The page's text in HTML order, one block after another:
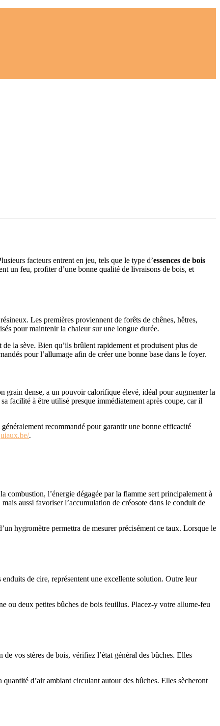
facteurs entrent en jeu, tels que le type d’essences de bois
un feu, profiter d’une bonne qualité de livraisons de bois, et
Les premières proviennent de forêts de chênes, hêtres,
pour maintenir la chaleur sur une longue durée.
la sève. Bien qu’ils brûlent rapidement et produisent plus de
pour l’allumage afin de créer une bonne base dans le foyer.
grain dense, a un pouvoir calorifique élevé, idéal pour augmenter la
facilité à être utilisé presque immédiatement après coupe, car il
généralement recommandé pour garantir une bonne efficacité
.
combustion, l’énergie dégagée par la flamme sert principalement à
aussi favoriser l’accumulation de créosote dans le conduit de
hygromètre permettra de mesurer précisément ce taux. Lorsque le
enduits de cire, représentent une excellente solution. Outre leur
ou deux petites bûches de bois feuillus. Placez-y votre allume-feu
vos stères de bois, vérifiez l’état général des bûches. Elles
d’air ambiant circulant autour des bûches. Elles sècheront